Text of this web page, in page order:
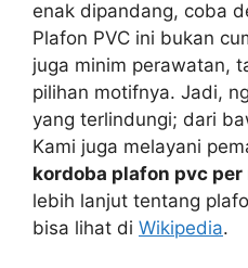
enak dipandang, coba
Plafon PVC ini bukan
juga minim perawatan,
pilihan motifnya. Jadi,
yang terlindungi; dari
Kami juga melayani
kordoba plafon pvc per
lebih lanjut tentang
bisa lihat di Wikipedia.